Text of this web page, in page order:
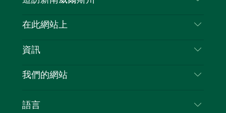
喳
聯絡我們
隱私
Cookie 通知
在此網站上
目的地
新南威爾士州公路旅行
活動
資訊
旅行資訊
新南威爾士州的商業
我們的網站
語言